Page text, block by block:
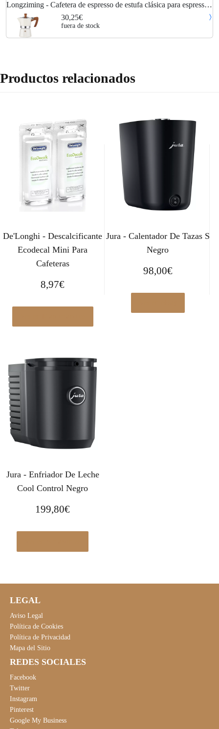
Longziming - Cafetera de espresso de estufa clásica para espresso
fuerte de gran sabor, cafetera de café espresso de aluminio de estilo
italiano,
30,25€
fuera de stock
Productos relacionados
De'Longhi - Descalcificante
Ecodecal Mini Para
Cafeteras
8,97€
Jura - Calentador De Tazas S
Negro
98,00€
Jura - Enfriador De Leche
Cool Control Negro
199,80€
LEGAL
Aviso Legal
Política de Cookies
Política de Privacidad
Mapa del Sitio
REDES SOCIALES
Facebook
Twitter
Instagram
Pinterest
Google My Business